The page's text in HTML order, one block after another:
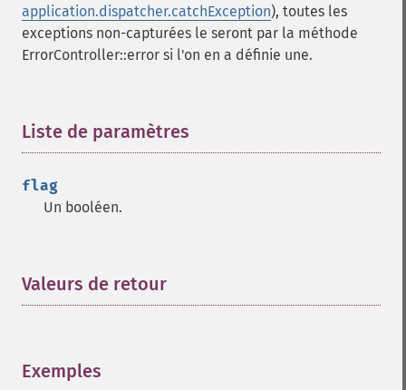
application.dispatcher.catchException), toutes les
exceptions non-capturées le seront par la méthode
ErrorController::error si l'on en a définie une.
Liste de paramètres
flag
Un booléen.
Valeurs de retour
Exemples